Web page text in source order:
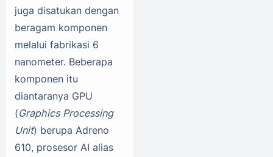
juga disatukan dengan
beragam komponen
melalui fabrikasi 6
nanometer. Beberapa
komponen itu
diantaranya GPU
(Graphics Processing
Unit) berupa Adreno
610, prosesor AI alias